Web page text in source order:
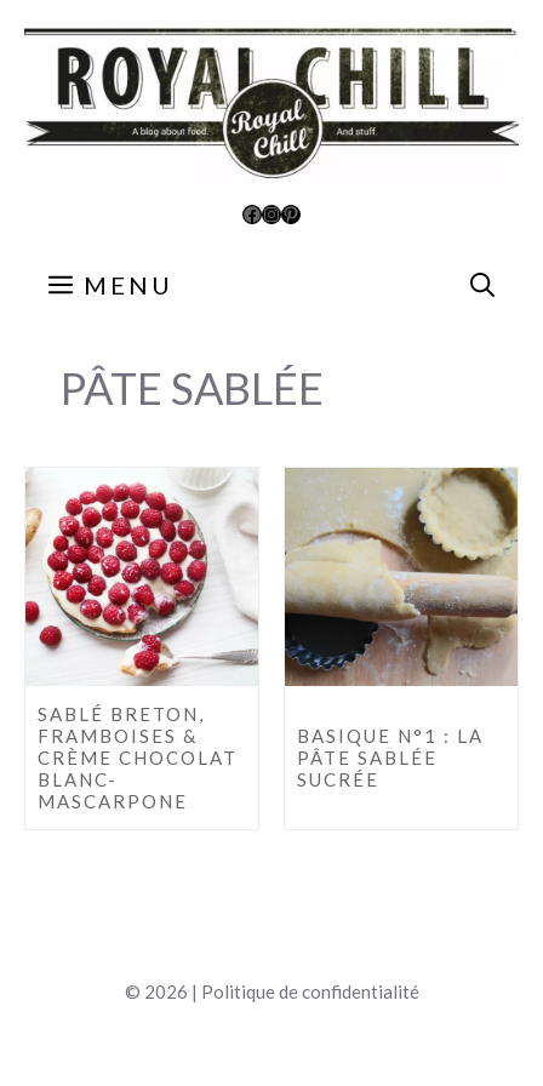
contenu
Facebook
Instagram
Pinterest
MENU
PÂTE SABLÉE
SABLÉ BRETON,
FRAMBOISES &
CRÈME CHOCOLAT
BLANC-
MASCARPONE
BASIQUE N°1 : LA
PÂTE SABLÉE
SUCRÉE
© 2026 | Politique de confidentialité